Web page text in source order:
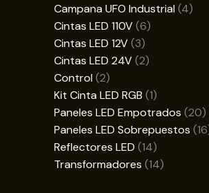
Campana UFO Industrial 44
Cintas LED 110V 66
Cintas LED 12V 33
productos
Cintas LED 24V 22
Control 22
productos
Kit Cinta LED RGB 11
producto
Paneles LED Empotrados 2020
Paneles LED Sobrepuestos 16
Reflectores LED 1414
productos
Transformadores 1414